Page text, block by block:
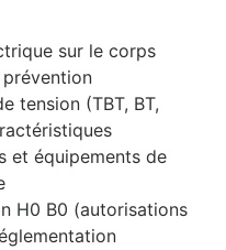
sur le corps
tension (TBT, BT,
et équipements de
H0 B0 (autorisations